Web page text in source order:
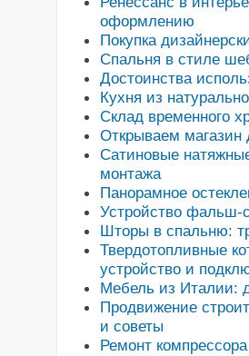
оформлению
Покупка
Спальня в стиле
Достоинства
Кухня из
Склад временного
Открываем магазин
Сатиновые
монтажа
Панорамное
Устройство фальш-
Шторы в спальню:
Твердотопливные
устройство и
Мебель из Италии:
Продвижение
и советы
Ремонт